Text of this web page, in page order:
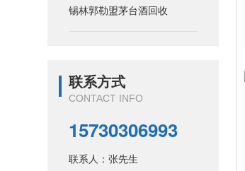
锡林郭勒盟茅台酒回收
联系方式
CONTACT INFO
15730306993
联系人：张先生